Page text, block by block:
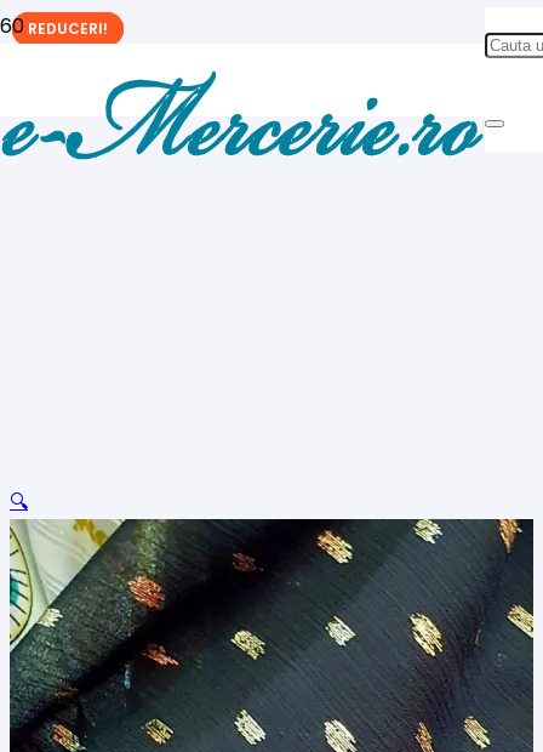
🔍
REDUCERI!
REDUCERI!
REDUCERI!